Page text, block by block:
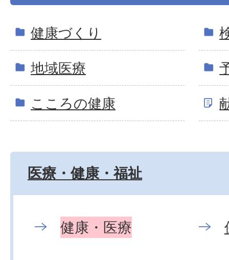
健康づくり
地域医療
こころの健康
医療・健康・福祉
健康・医療